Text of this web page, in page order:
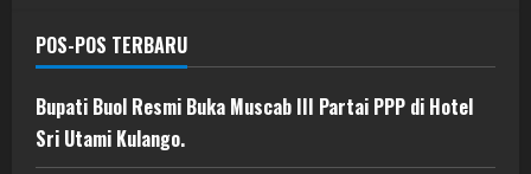
POS-POS TERBARU
Bupati Buol Resmi Buka Muscab III Partai PPP di Hotel
Sri Utami Kulango.